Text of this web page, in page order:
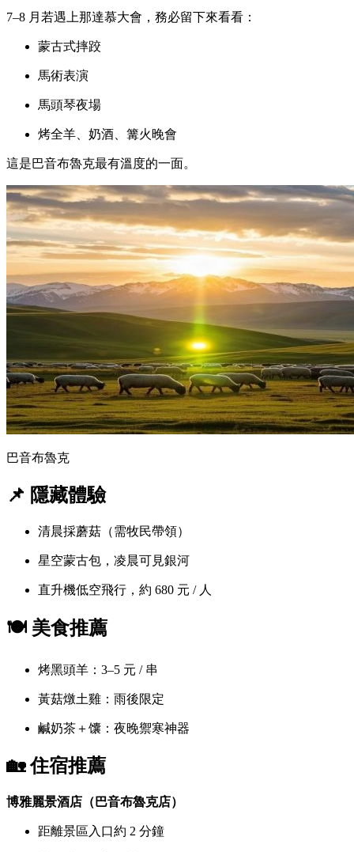
7–8 月若遇上那達慕大會，務必留下來看看：
蒙古式摔跤
馬術表演
馬頭琴夜場
烤全羊、奶酒、篝火晚會
這是巴音布魯克最有溫度的一面。
巴音布魯克
📌 隱藏體驗
清晨採蘑菇（需牧民帶領）
星空蒙古包，凌晨可見銀河
直升機低空飛行，約 680 元 / 人
🍽️ 美食推薦
烤黑頭羊：3–5 元 / 串
黃菇燉土雞：雨後限定
鹹奶茶＋馕：夜晚禦寒神器
🏡 住宿推薦
博雅麗景酒店（巴音布魯克店）
距離景區入口約 2 分鐘